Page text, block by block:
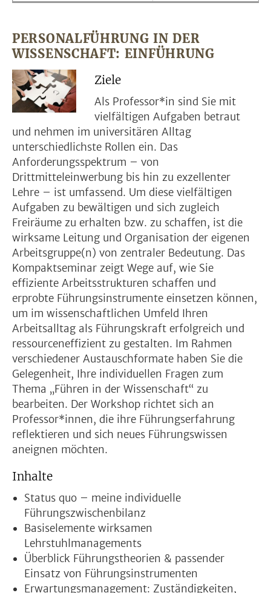
PERSONALFÜHRUNG IN DER
WISSENSCHAFT: EINFÜHRUNG
Ziele
Als Professor*in sind Sie mit
vielfältigen Aufgaben betraut
und nehmen im universitären Alltag
unterschiedlichste Rollen ein. Das
Anforderungsspektrum – von
Drittmitteleinwerbung bis hin zu exzellenter
Lehre – ist umfassend. Um diese vielfältigen
Aufgaben zu bewältigen und sich zugleich
Freiräume zu erhalten bzw. zu schaffen, ist die
wirksame Leitung und Organisation der eigenen
Arbeitsgruppe(n) von zentraler Bedeutung. Das
Kompaktseminar zeigt Wege auf, wie Sie
effiziente Arbeitsstrukturen schaffen und
erprobte Führungsinstrumente einsetzen können,
um im wissenschaftlichen Umfeld Ihren
Arbeitsalltag als Führungskraft erfolgreich und
ressourceneffizient zu gestalten. Im Rahmen
verschiedener Austauschformate haben Sie die
Gelegenheit, Ihre individuellen Fragen zum
Thema „Führen in der Wissenschaft“ zu
bearbeiten. Der Workshop richtet sich an
Professor*innen, die ihre Führungserfahrung
reflektieren und sich neues Führungswissen
aneignen möchten.
Inhalte
Status quo – meine individuelle
Führungszwischenbilanz
Basiselemente wirksamen
Lehrstuhlmanagements
Überblick Führungstheorien & passender
Einsatz von Führungsinstrumenten
Erwartungsmanagement: Zuständigkeiten,